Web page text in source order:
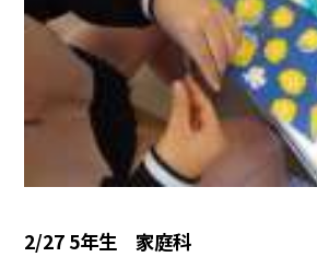
2/27 5年生 家庭科